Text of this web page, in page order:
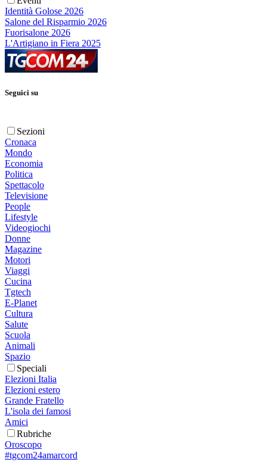
Identità Golose 2026
Salone del Risparmio 2026
Fuorisalone 2026
L'Artigiano in Fiera 2025
Seguici su
Sezioni
Cronaca
Mondo
Economia
Politica
Spettacolo
Televisione
People
Lifestyle
Videogiochi
Donne
Magazine
Motori
Viaggi
Cucina
Tgtech
E-Planet
Cultura
Salute
Scuola
Animali
Spazio
Speciali
Elezioni Italia
Elezioni estero
Grande Fratello
L'isola dei famosi
Amici
Rubriche
Oroscopo
#tgcom24amarcord